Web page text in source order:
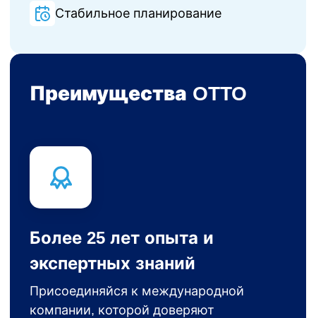
Стабильное планирование
Преимущества OTTO
Более 25 лет опыта и
экспертных знаний
Присоединяйся к международной
компании, которой доверяют